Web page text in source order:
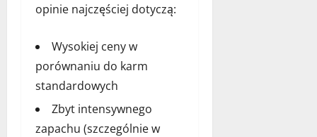
opinie najczęściej dotyczą:
Wysokiej ceny w
porównaniu do karm
standardowych
Zbyt intensywnego
zapachu (szczególnie w